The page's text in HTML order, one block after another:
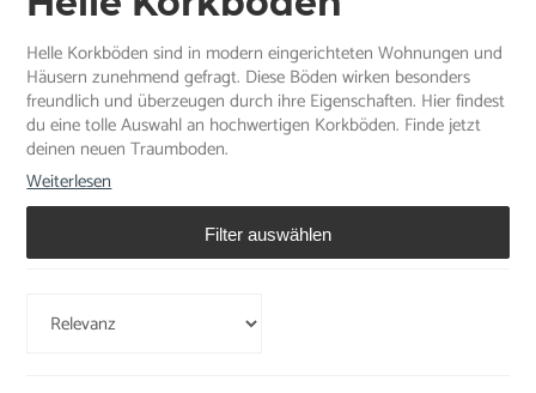
Helle Korkböden sind in modern eingerichteten Wohnungen und
Häusern zunehmend gefragt. Diese Böden wirken besonders
freundlich und überzeugen durch ihre Eigenschaften. Hier findest
du eine tolle Auswahl an hochwertigen Korkböden. Finde jetzt
deinen neuen Traumboden.
Weiterlesen
Filter auswählen